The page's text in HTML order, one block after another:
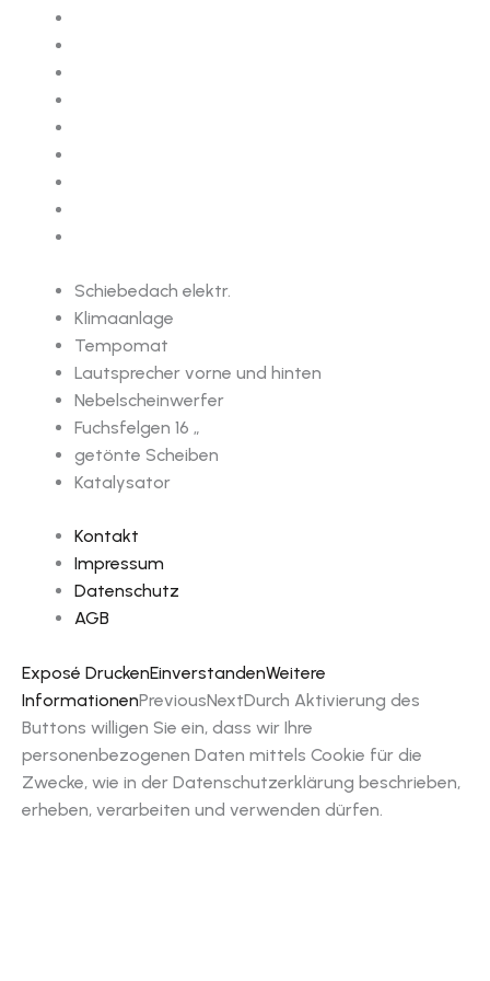
Schiebedach elektr.
Klimaanlage
Tempomat
Lautsprecher vorne und hinten
Nebelscheinwerfer
Fuchsfelgen 16 „
getönte Scheiben
Katalysator
Kontakt
Impressum
Datenschutz
AGB
Exposé DruckenEinverstandenWeitere
InformationenPreviousNextDurch Aktivierung des
Buttons willigen Sie ein, dass wir Ihre
personenbezogenen Daten mittels Cookie für die
Zwecke, wie in der Datenschutzerklärung beschrieben,
erheben, verarbeiten und verwenden dürfen.